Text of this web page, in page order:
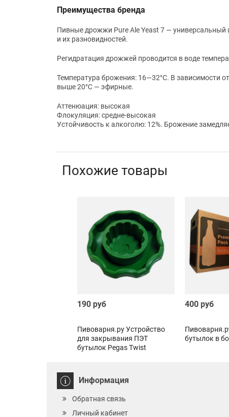
Преимущества бренда
Пивные дрожжи Pure Ale Yeast 7 —
и их разновидностей.
Регидратация дрожжей проводится в воде
Температура брожения: 16—32°C. В зависимости
выше 20°С — эфирные.
Аттенюация: высокая
Флокуляция: средне-высокая
Устойчивость к алкоголю: 12%. Брожение
Похожие товары
190 руб
Пивоварня.ру Устройство
для закрывания ПЭТ
бутылок Pegas Twist
400 руб
бутылок в
Информация
Обратная связь
Личный кабинет